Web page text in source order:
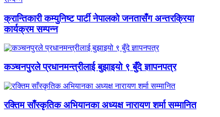
क्रान्तिकारी कम्युनिष्ट पार्टी नेपालको जनतासँग अन्तरक्रिया
कार्यक्रम सम्पन्न
कञ्चनपुरले प्रधानमन्त्रीलाई बुझाइयो ९ बुँदे ज्ञापनपत्र
रक्तिम साँस्कृतिक अभियानका अध्यक्ष नारायण शर्मा सम्मानित